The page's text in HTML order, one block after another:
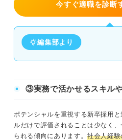
今すぐ適職を診断
編集部より
③実務で活かせるスキル
ポテンシャルを重視する新卒採用
ルだけで評価されることは少なく
られる傾向にあります。社会人経